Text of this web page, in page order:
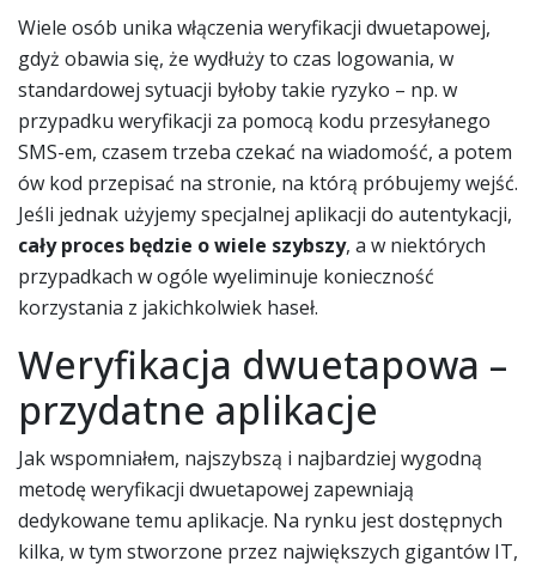
Wiele osób unika włączenia weryfikacji dwuetapowej,
gdyż obawia się, że wydłuży to czas logowania, w
standardowej sytuacji byłoby takie ryzyko – np. w
przypadku weryfikacji za pomocą kodu przesyłanego
SMS-em, czasem trzeba czekać na wiadomość, a potem
ów kod przepisać na stronie, na którą próbujemy wejść.
Jeśli jednak użyjemy specjalnej aplikacji do autentykacji,
cały proces będzie o wiele szybszy, a w niektórych
przypadkach w ogóle wyeliminuje konieczność
korzystania z jakichkolwiek haseł.
Weryfikacja dwuetapowa –
przydatne aplikacje
Jak wspomniałem, najszybszą i najbardziej wygodną
metodę weryfikacji dwuetapowej zapewniają
dedykowane temu aplikacje. Na rynku jest dostępnych
kilka, w tym stworzone przez największych gigantów IT,